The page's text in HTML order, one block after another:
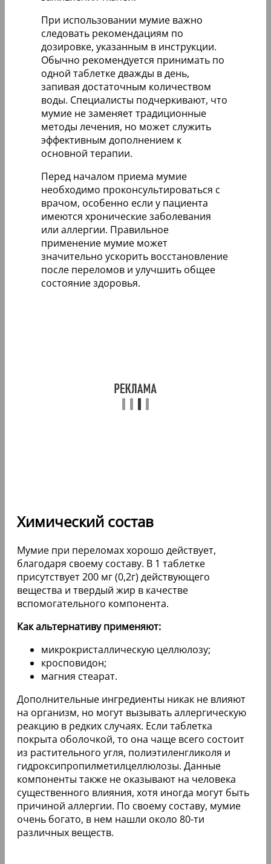
При использовании мумие важно
следовать рекомендациям по
дозировке, указанным в инструкции.
Обычно рекомендуется принимать по
одной таблетке дважды в день,
запивая достаточным количеством
воды. Специалисты подчеркивают, что
мумие не заменяет традиционные
методы лечения, но может служить
эффективным дополнением к
основной терапии.
Перед началом приема мумие
необходимо проконсультироваться с
врачом, особенно если у пациента
имеются хронические заболевания
или аллергии. Правильное
применение мумие может
значительно ускорить восстановление
после переломов и улучшить общее
состояние здоровья.
Химический состав
Мумие при переломах хорошо действует,
благодаря своему составу. В 1 таблетке
присутствует 200 мг (0,2г) действующего
вещества и твердый жир в качестве
вспомогательного компонента.
Как альтернативу применяют:
микрокристаллическую целлюлозу;
кросповидон;
магния стеарат.
Дополнительные ингредиенты никак не влияют
на организм, но могут вызывать аллергическую
реакцию в редких случаях. Если таблетка
покрыта оболочкой, то она чаще всего состоит
из растительного угля, полиэтиленгликоля и
гидроксипропилметилцеллюлозы. Данные
компоненты также не оказывают на человека
существенного влияния, хотя иногда могут быть
причиной аллергии. По своему составу, мумие
очень богато, в нем нашли около 80-ти
различных веществ.